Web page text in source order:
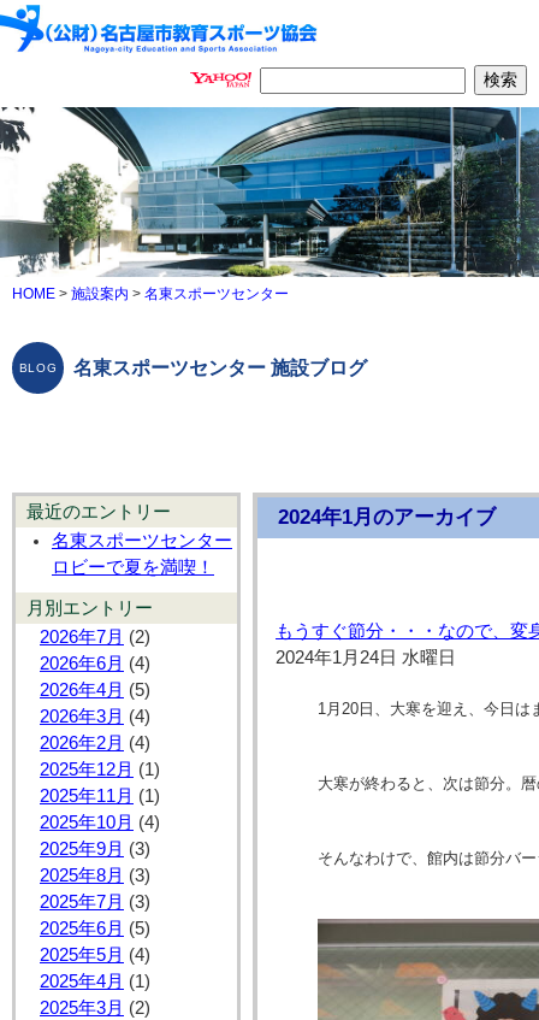
HOME > 施設案内 > 名東スポーツセンター
名東スポーツセンター 施設ブログ
最近のエントリー
名東スポーツセンター
ロビーで夏を満喫！
月別エントリー
2026年7月 (2)
2026年6月 (4)
2026年4月 (5)
2026年3月 (4)
2026年2月 (4)
2025年12月 (1)
2025年11月 (1)
2025年10月 (4)
2025年9月 (3)
2025年8月 (3)
2025年7月 (3)
2025年6月 (5)
2025年5月 (4)
2025年4月 (1)
2025年3月 (2)
2024年1月のアーカイブ
もうすぐ節分・・・なので、変
2024年1月24日 水曜日
1月20日、大寒を迎え、今日
大寒が終わると、次は節分。
そんなわけで、館内は節分バ